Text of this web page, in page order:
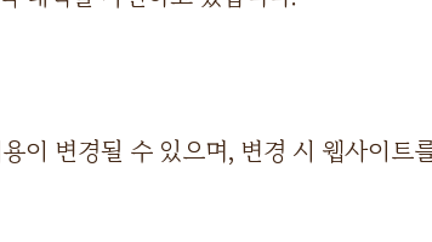
이 변경될 수 있으며, 변경 시 웹사이트